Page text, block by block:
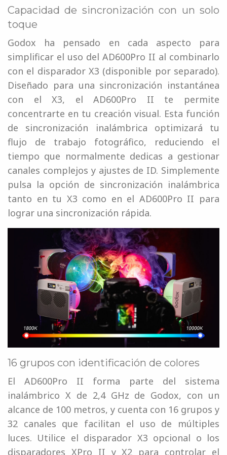
Capacidad de sincronización con un solo
toque
Godox ha pensado en cada aspecto para
simplificar el uso del AD600Pro II al combinarlo
con el disparador X3 (disponible por separado).
Diseñado para una sincronización instantánea
con el X3, el AD600Pro II te permite
concentrarte en tu creación visual. Esta función
de sincronización inalámbrica optimizará tu
flujo de trabajo fotográfico, reduciendo el
tiempo que normalmente dedicas a gestionar
canales complejos y ajustes de ID. Simplemente
pulsa la opción de sincronización inalámbrica
tanto en tu X3 como en el AD600Pro II para
lograr una sincronización rápida.
16 grupos con identificación de colores
El AD600Pro II forma parte del sistema
inalámbrico X de 2,4 GHz de Godox, con un
alcance de 100 metros, y cuenta con 16 grupos y
32 canales que facilitan el uso de múltiples
luces. Utilice el disparador X3 opcional o los
disparadores XPro II y X2 para controlar el